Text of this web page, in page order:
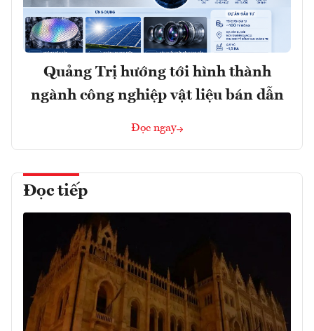
Quảng Trị hướng tới hình thành
ngành công nghiệp vật liệu bán dẫn
Đọc ngay
Đọc tiếp